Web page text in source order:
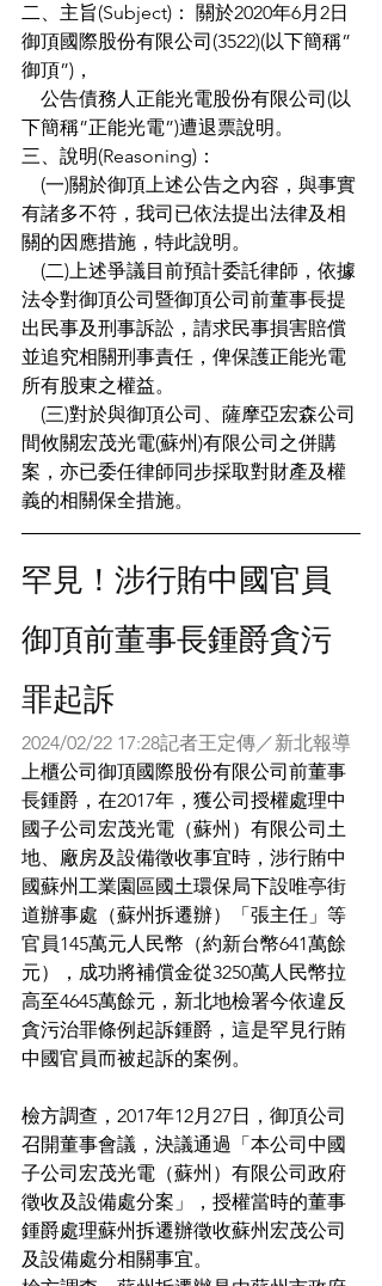
二、主旨(Subject)： 關於2020年6月2日
御頂國際股份有限公司(3522)(以下簡稱”
御頂”)，
下簡稱”正能光電”)遭退票說明。
三、說明(Reasoning)：
有諸多不符，我司已依法提出法律及相
關的因應措施，特此說明。
法令對御頂公司暨御頂公司前董事長提
出民事及刑事訴訟，請求民事損害賠償
並追究相關刑事責任，俾保護正能光電
所有股東之權益。
間攸關宏茂光電(蘇州)有限公司之併購
案，亦已委任律師同步採取對財產及權
義的相關保全措施。
罕見！涉行賄中國官員
御頂前董事長鍾爵貪污
罪起訴
2024/02/22 17:28記者王定傳／新北報導
上櫃公司御頂國際股份有限公司前董事
長鍾爵，在2017年，獲公司授權處理中
國子公司宏茂光電（蘇州）有限公司土
地、廠房及設備徵收事宜時，涉行賄中
國蘇州工業園區國土環保局下設唯亭街
道辦事處（蘇州拆遷辦）「張主任」等
官員145萬元人民幣（約新台幣641萬餘
元），成功將補償金從3250萬人民幣拉
高至4645萬餘元，新北地檢署今依違反
貪污治罪條例起訴鍾爵，這是罕見行賄
中國官員而被起訴的案例。
檢方調查，2017年12月27日，御頂公司
召開董事會議，決議通過「本公司中國
子公司宏茂光電（蘇州）有限公司政府
徵收及設備處分案」，授權當時的董事
鍾爵處理蘇州拆遷辦徵收蘇州宏茂公司
及設備處分相關事宜。